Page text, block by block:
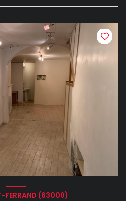
FERRAND (63000)